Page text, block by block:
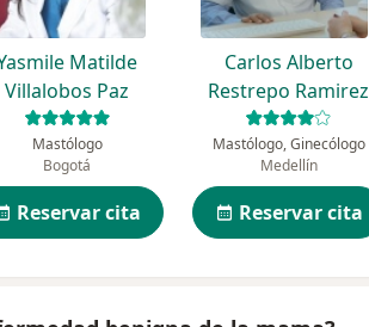
Matilde
Villalobos Paz
Mastólogo
Bogotá
Reservar cita
Carlos Alberto
Restrepo Ramirez
Mastólogo, Ginecólogo
Medellín
Reservar cita